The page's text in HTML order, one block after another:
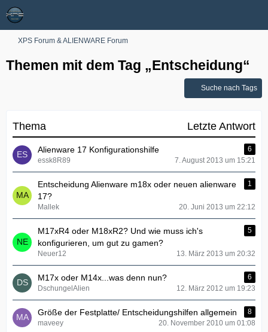
XPS Forum & ALIENWARE Forum
Themen mit dem Tag „Entscheidung“
Suche nach Tags
Thema Letzte Antwort
Alienware 17 Konfigurationshilfe
6
essk8R89
7. August 2013 um 15:21
Entscheidung Alienware m18x oder neuen alienware
17?
1
Mallek 20. Juni 2013 um 22:12
M17xR4 oder M18xR2? Und wie muss ich's
konfigurieren, um gut zu gamen?
5
Neuer12 13. März 2013 um 20:32
M17x oder M14x...was denn nun?
6
DschungelAlien
12. März 2012 um 19:23
Größe der Festplatte/ Entscheidungshilfen allgemein
8
maveey
20. November 2010 um 01:08